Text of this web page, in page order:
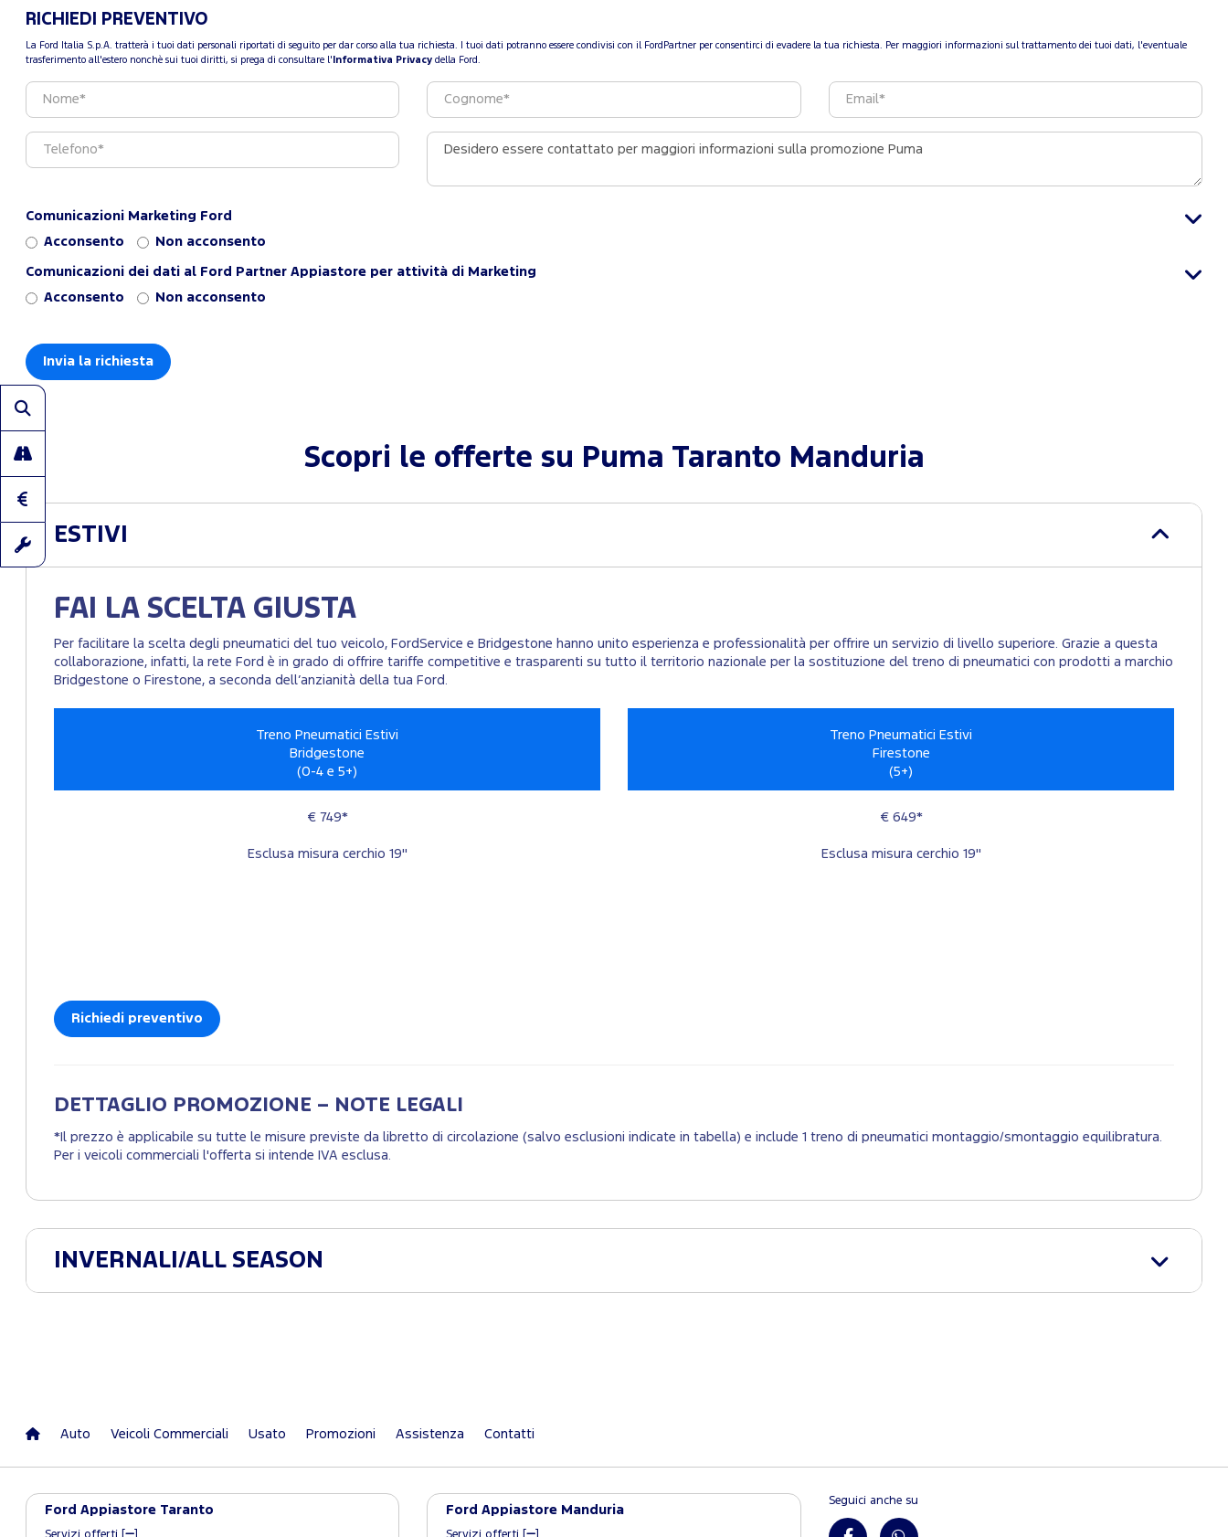
RICHIEDI PREVENTIVO
La Ford Italia S.p.A. tratterà i tuoi dati personali riportati di seguito per dar corso alla tua richiesta. I tuoi dati potranno essere condivisi con il FordPartner per consentirci di evadere la tua richiesta. Per maggiori informazioni sul trattamento dei tuoi dati, l'eventuale
trasferimento all'estero nonchè sui tuoi diritti, si prega di consultare l' Informativa Privacy della Ford.
Comunicazioni Marketing Ford
Acconsento Non acconsento
Comunicazioni dei dati al Ford Partner Appiastore per attività di Marketing
Acconsento Non acconsento
Scopri le offerte su Puma Taranto Manduria
ESTIVI
FAI LA SCELTA GIUSTA
Per facilitare la scelta degli pneumatici del tuo veicolo, FordService e Bridgestone hanno unito esperienza e professionalità per offrire un servizio di livello superiore. Grazie a questa
collaborazione, infatti, la rete Ford è in grado di offrire tariffe competitive e trasparenti su tutto il territorio nazionale per la sostituzione del treno di pneumatici con prodotti a marchio
Bridgestone o Firestone, a seconda dell’anzianità della tua Ford.
Treno Pneumatici Estivi
Bridgestone
(0-4 e 5+)
€ 749*
Esclusa misura cerchio 19"
Treno Pneumatici Estivi
Firestone
(5+)
€ 649*
Esclusa misura cerchio 19"
Richiedi preventivo
DETTAGLIO PROMOZIONE – NOTE LEGALI
*Il prezzo è applicabile su tutte le misure previste da libretto di circolazione (salvo esclusioni indicate in tabella) e include 1 treno di pneumatici montaggio/smontaggio equilibratura.
Per i veicoli commerciali l'offerta si intende IVA esclusa.
INVERNALI/ALL SEASON
Auto Veicoli Commerciali Usato Promozioni Assistenza Contatti
Ford Appiastore Taranto
Servizi offerti [
Ford Appiastore Manduria
Servizi offerti [
Seguici anche su